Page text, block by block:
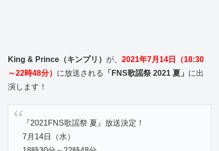
King & Prince（キンプリ） が、 2021年7月14日（18:30
～22時48分） に放送される 「FNS歌謡祭 2021 夏」 に出
演します！
『2021FNS歌謡祭 夏』放送決定！
7月14日（水）